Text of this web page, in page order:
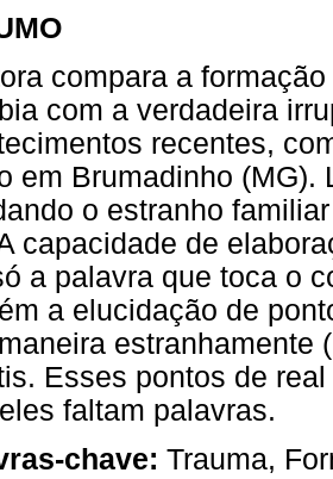
compara a
com a verdadeira
recentes,
em Brumadinho
o estranho
capacidade de
a palavra que toca o
a elucidação de
estranhamente
Esses pontos de
faltam palavras.
chave: Trauma,